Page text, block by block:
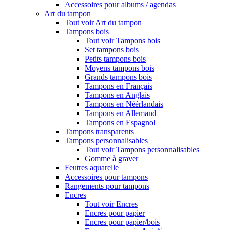
Accessoires pour albums / agendas
Art du tampon
Tout voir Art du tampon
Tampons bois
Tout voir Tampons bois
Set tampons bois
Petits tampons bois
Moyens tampons bois
Grands tampons bois
Tampons en Français
Tampons en Anglais
Tampons en Néérlandais
Tampons en Allemand
Tampons en Espagnol
Tampons transparents
Tampons personnalisables
Tout voir Tampons personnalisables
Gomme à graver
Feutres aquarelle
Accessoires pour tampons
Rangements pour tampons
Encres
Tout voir Encres
Encres pour papier
Encres pour papier/bois